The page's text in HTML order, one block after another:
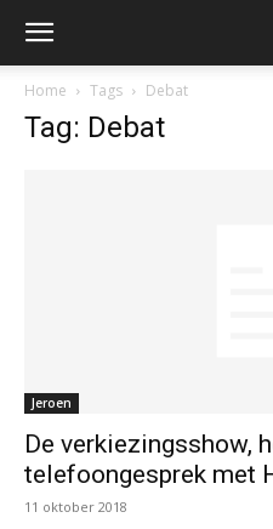
Home Tags Debat
Tag: Debat
Jeroen
De verkiezingsshow,
telefoongesprek met
11 oktober 2018